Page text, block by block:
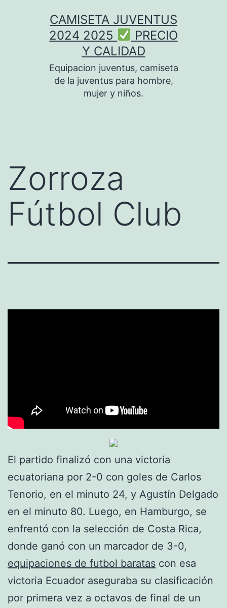
CAMISETA JUVENTUS
2024 2025
PRECIO
Y CALIDAD
Equipacion juventus, camiseta
de la juventus para hombre,
mujer y niños.
Zorroza
Fútbol Club
El partido finalizó con una victoria
ecuatoriana por 2-0 con goles de Carlos
Tenorio, en el minuto 24, y Agustín Delgado
en el minuto 80. Luego, en Hamburgo, se
enfrentó con la selección de Costa Rica,
donde ganó con un marcador de 3-0,
equipaciones de futbol baratas con esa
victoria Ecuador aseguraba su clasificación
por primera vez a octavos de final de un